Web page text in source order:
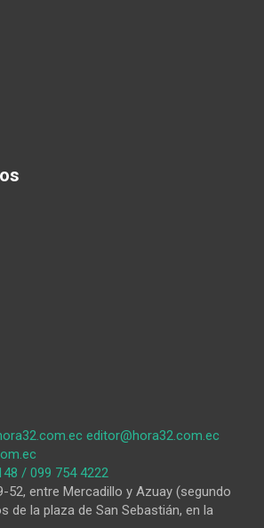
editor@hora32.com.ec
/ 099 754 4222
52, entre Mercadillo y Azuay (segundo
de la plaza de San Sebastián, en la